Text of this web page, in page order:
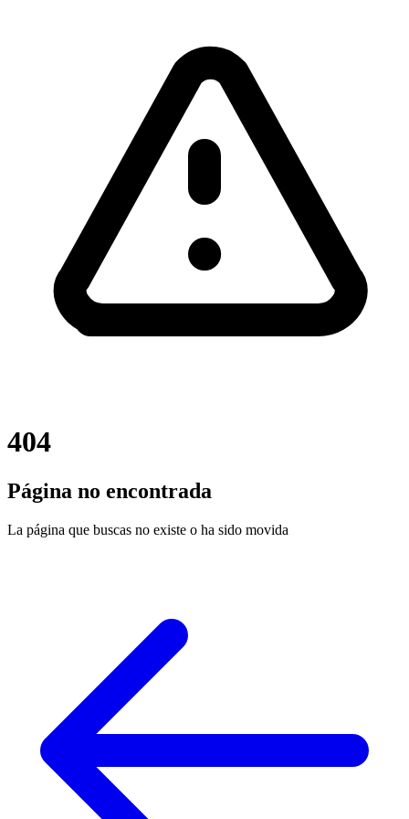
404
Página no encontrada
La página que buscas no existe o ha sido movida